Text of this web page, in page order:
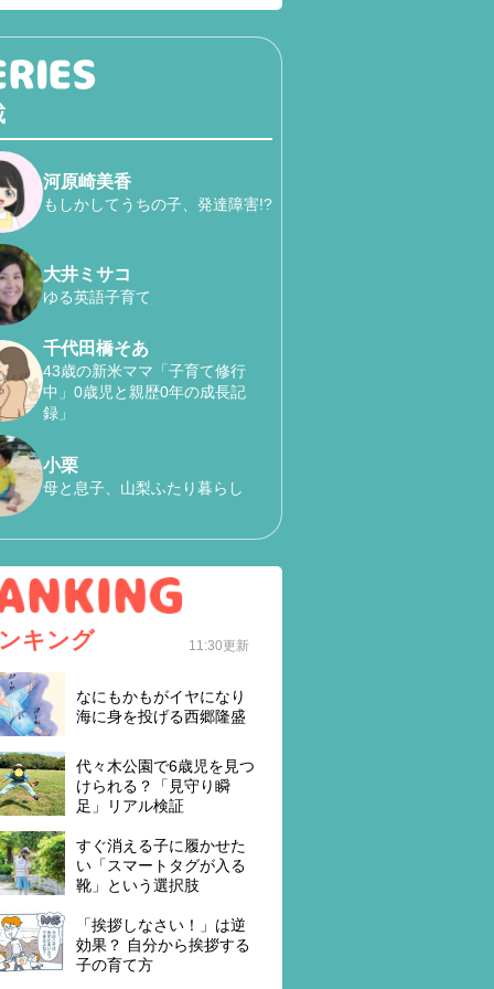
河原崎美香
もしかしてうちの子、発達障害!?
大井ミサコ
ゆる英語子育て
千代田橋そあ
43歳の新米ママ「子育て修行
中」0歳児と親歴0年の成長記
録」
小栗
母と息子、山梨ふたり暮らし
キング 11:30更新
なにもかもがイヤになり
海に身を投げる西郷隆盛
代々木公園で6歳児を見つ
けられる？「見守り瞬
足」リアル検証
すぐ消える子に履かせた
い「スマートタグが入る
靴」という選択肢
「挨拶しなさい！」は逆
効果？ 自分から挨拶する
子の育て方